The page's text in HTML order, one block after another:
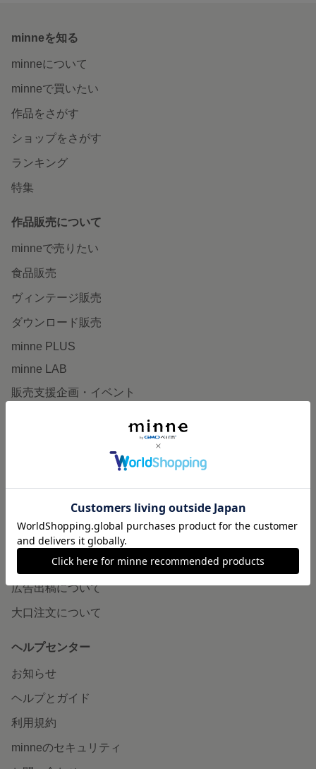
minneを知る
minneについて
minneで買いたい
作品をさがす
ショップをさがす
ランキング
特集
作品販売について
minneで売りたい
食品販売
ヴィンテージ販売
ダウンロード販売
minne PLUS
minne LAB
販売支援企画・イベント
minneとものづくりと
minneの本
企業の方へ
広告出稿について
大口注文について
ヘルプセンター
お知らせ
ヘルプとガイド
利用規約
minneのセキュリティ